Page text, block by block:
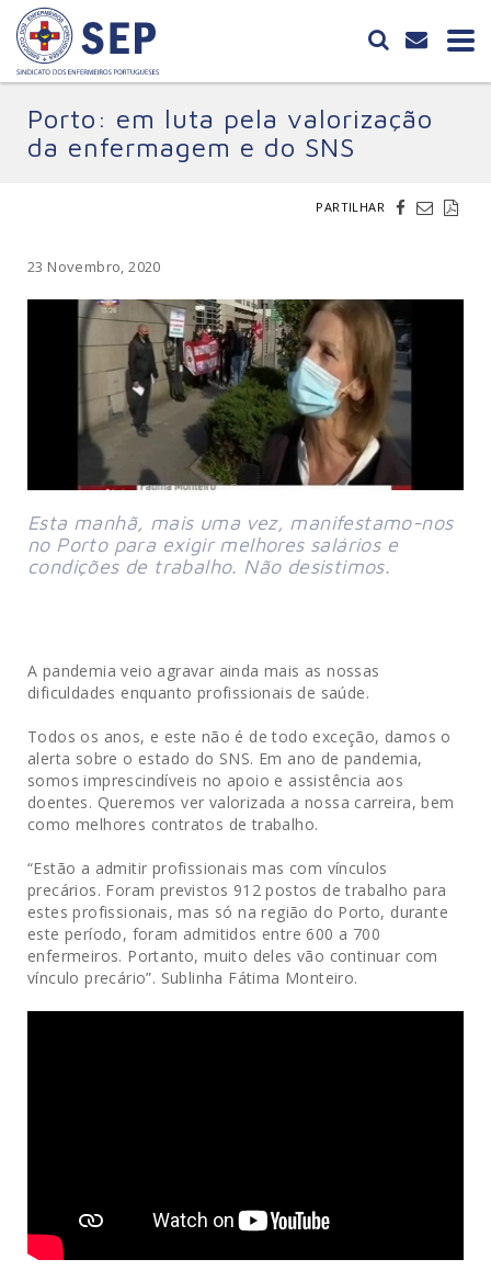
Porto: em luta pela valorização
da enfermagem e do SNS
PARTILHAR
23 Novembro, 2020
Esta manhã, mais uma vez, manifestamo-nos
no Porto para exigir melhores salários e
condições de trabalho. Não desistimos.
A pandemia veio agravar ainda mais as nossas
dificuldades enquanto profissionais de saúde.
Todos os anos, e este não é de todo exceção, damos o
alerta sobre o estado do SNS. Em ano de pandemia,
somos imprescindíveis no apoio e assistência aos
doentes. Queremos ver valorizada a nossa carreira, bem
como melhores contratos de trabalho.
“Estão a admitir profissionais mas com vínculos
precários. Foram previstos 912 postos de trabalho para
estes profissionais, mas só na região do Porto, durante
este período, foram admitidos entre 600 a 700
enfermeiros. Portanto, muito deles vão continuar com
vínculo precário”. Sublinha Fátima Monteiro.